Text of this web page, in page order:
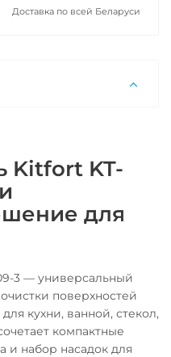
Доставка по всей Беларуси
Kitfort KT-
для
3 — универсальный
поверхностей
кухни, ванной, стекол,
компактные
и набор насадок для